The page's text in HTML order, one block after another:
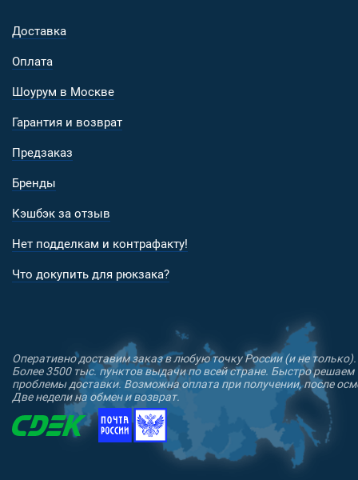
Доставка
Оплата
Шоурум в Москве
Гарантия и возврат
Предзаказ
Бренды
Кэшбэк за отзыв
Нет подделкам и контрафакту!
Что докупить для рюкзака?
Оперативно доставим заказ в любую точку России (и не только).
Более 3500 тыс. пунктов выдачи по всей стране. Быстро решаем
проблемы доставки. Возможна оплата при получении, после
Две недели на обмен и возврат.